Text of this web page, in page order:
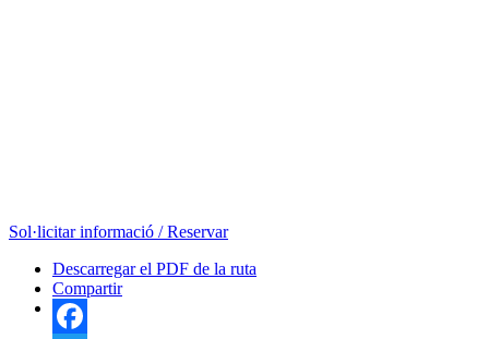
Sol·licitar informació / Reservar
Descarregar el PDF de la ruta
Compartir